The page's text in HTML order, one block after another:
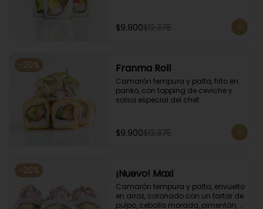
$9.900$12.375
-20% Franma Roll
Camarón tempura y palta, frito en
panko, con topping de ceviche y
salsa especial del chef.
$9.900$12.375
-20% ¡Nuevo! Maxi
Camarón tempura y palta, envuelto
en arroz, coronado con un tartar de
pulpo, cebolla morada, pimentón,